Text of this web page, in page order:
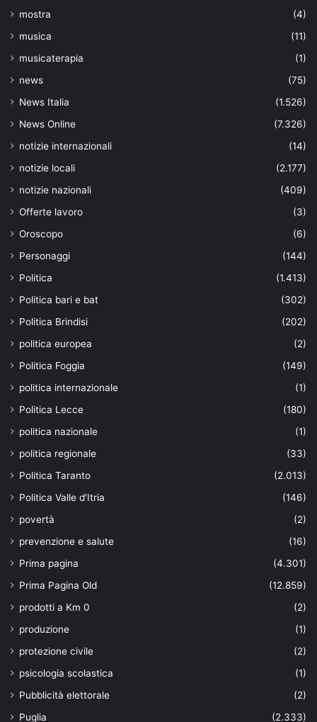
mostra
(4)
musica
(11)
musicaterapia
(1)
news
(75)
News Italia
(1.526)
News Online
(7.326)
notizie internazionali
(14)
notizie locali
(2.177)
notizie nazionali
(409)
Offerte lavoro
(3)
Oroscopo
(6)
Personaggi
(144)
Politica
(1.413)
Politica bari e bat
(302)
Politica Brindisi
(202)
politica europea
(2)
Politica Foggia
(149)
politica internazionale
(1)
Politica Lecce
(180)
politica nazionale
(1)
politica regionale
(33)
Politica Taranto
(2.013)
Politica Valle d'Itria
(146)
povertà
(2)
prevenzione e salute
(16)
Prima pagina
(4.301)
Prima Pagina Old
(12.859)
prodotti a Km 0
(2)
produzione
(1)
protezione civile
(2)
psicologia scolastica
(1)
Pubblicità elettorale
(2)
Puglia
(2.333)